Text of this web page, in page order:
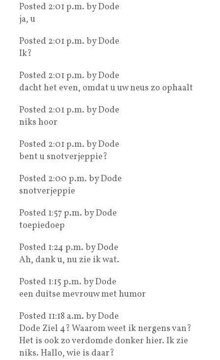
Posted 2:01 p.m. by Dode
ja, u
Posted 2:01 p.m. by Dode
Ik?
Posted 2:01 p.m. by Dode
dacht het even, omdat u uw neus zo ophaalt
Posted 2:01 p.m. by Dode
niks hoor
Posted 2:01 p.m. by Dode
bent u snotverjeppie?
Posted 2:00 p.m. by Dode
snotverjeppie
Posted 1:57 p.m. by Dode
toepiedoep
Posted 1:24 p.m. by Dode
Ah, dank u, nu zie ik wat.
Posted 1:15 p.m. by Dode
een duitse mevrouw met humor
Posted 11:18 a.m. by Dode
Dode Ziel 4? Waarom weet ik nergens van?
Het is ook zo verdomde donker hier. Ik zie
niks. Hallo, wie is daar?